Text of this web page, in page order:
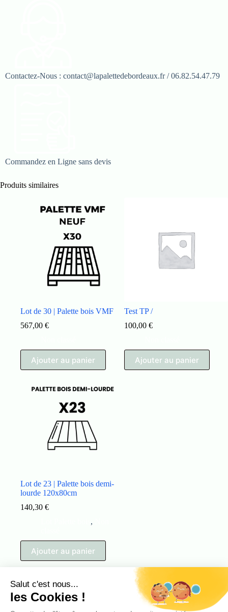
Contactez-Nous : contact@lapalettedebordeaux.fr / 06.82.54.47.79
Commandez en Ligne sans devis
Produits similaires
Lot de 30 | Palette bois VMF
567,00 €
Ajouter au panier
Test TP /
100,00 €
Ajouter au panier
Lot de 23 | Palette bois demi-
lourde 120x80cm
140,30 €
,
Ajouter au panier
La Palette de Bordeaux
Téléphone:
06.82.54.47.79
Mail:contact@lapalettedebordeaux.fr